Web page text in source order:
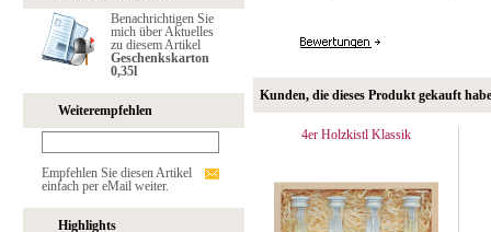
Benachrichtigen Sie
mich über Aktuelles
zu diesem Artikel
Geschenkskarton
0,35l
Weiterempfehlen
Empfehlen Sie diesen Artikel
einfach per eMail weiter.
Highlights
Kunden, die dieses Produkt gekauft
4er Holzkistl Klassik